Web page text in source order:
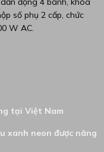
số phụ 2 cấp, chức
W AC.
tại Việt Nam
xanh neon được nâng